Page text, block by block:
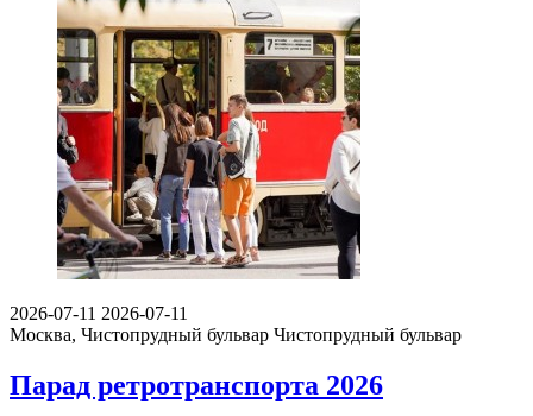
2026-07-11 2026-07-11
Москва, Чистопрудный бульвар Чистопрудный бульвар
Парад ретротранспорта 2026